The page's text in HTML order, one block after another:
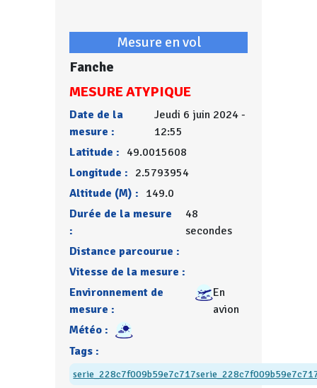
Mesure en vol
Fanche
MESURE ATYPIQUE
Date de la
mesure :
Jeudi 6 juin 2024 -
12:55
Latitude : 49.0015608
Longitude : 2.5793954
Altitude (M) : 149.0
Durée de la mesure
:
48
secondes
Distance parcourue :
Vitesse de la mesure :
Environnement de
mesure :
En
avion
Météo :
Tags :
serie_228c7f009b59e7c717